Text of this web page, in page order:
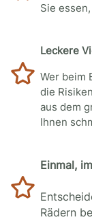
Sie
Leckere
Wer beim
die
aus dem
Ihnen
Einmal,
Rädern